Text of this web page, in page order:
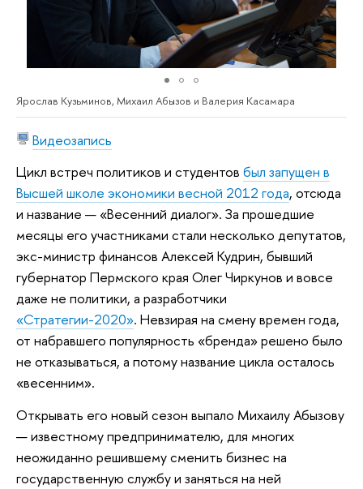
Ярослав Кузьминов, Михаил Абызов и Валерия Касамара
Видеозапись
Цикл встреч политиков и студентов был запущен в
Высшей школе экономики весной 2012 года, отсюда
и название — «Весенний диалог». За прошедшие
месяцы его участниками стали несколько депутатов,
экс-министр финансов Алексей Кудрин, бывший
губернатор Пермского края Олег Чиркунов и вовсе
даже не политики, а разработчики
«Стратегии-2020». Невзирая на смену времен года,
от набравшего популярность «бренда» решено было
не отказываться, а потому название цикла осталось
«весенним».
Открывать его новый сезон выпало Михаилу Абызову
— известному предпринимателю, для многих
неожиданно решившему сменить бизнес на
государственную службу и заняться на ней